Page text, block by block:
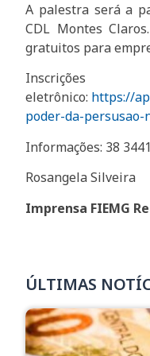
A palestra será a
CDL Montes
gratuitos para
eletrônico: https://
poder-da-persusao-
Informações: 38
Rosangela Silveira
Imprensa FIEMG
ÚLTIMAS